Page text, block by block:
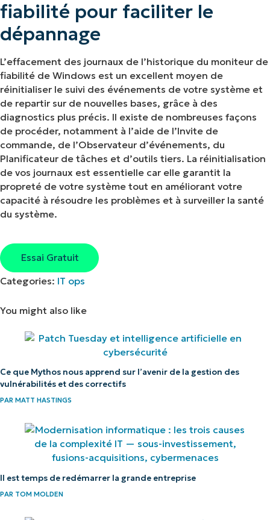
fiabilité pour faciliter le
dépannage
L’effacement des journaux de l’historique du moniteur de
fiabilité de Windows est un excellent moyen de
réinitialiser le suivi des événements de votre système et
de repartir sur de nouvelles bases, grâce à des
diagnostics plus précis. Il existe de nombreuses façons
de procéder, notamment à l’aide de l’Invite de
commande, de l’Observateur d’événements, du
Planificateur de tâches et d’outils tiers. La réinitialisation
de vos journaux est essentielle car elle garantit la
propreté de votre système tout en améliorant votre
capacité à résoudre les problèmes et à surveiller la santé
du système.
Essai Gratuit
Categories: IT ops
You might also like
Ce que Mythos nous apprend sur l’avenir de la gestion des
vulnérabilités et des correctifs
PAR MATT HASTINGS
Il est temps de redémarrer la grande entreprise
PAR TOM MOLDEN